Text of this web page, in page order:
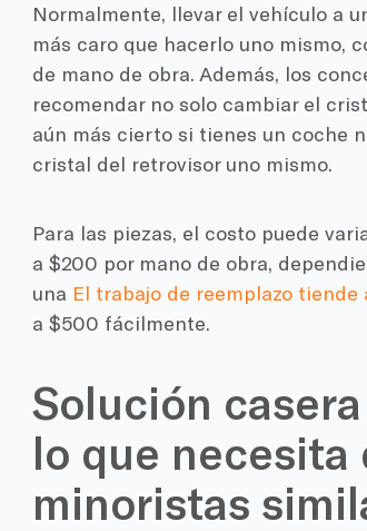
Normalmente, llevar el vehículo a
más caro que hacerlo uno mismo,
de mano de obra. Además, los
recomendar no solo cambiar el
aún más cierto si tienes un coche
cristal del retrovisor uno mismo.
Para las piezas, el costo puede
a $200 por mano de obra,
una El trabajo de reemplazo
a $500 fácilmente.
Solución
lo que necesita
minoristas